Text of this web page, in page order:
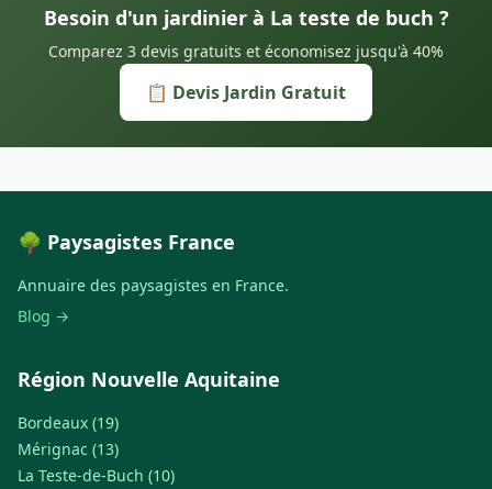
Besoin d'un jardinier à La teste de buch ?
Comparez 3 devis gratuits et économisez jusqu'à 40%
📋 Devis Jardin Gratuit
🌳 Paysagistes France
Annuaire des paysagistes en France.
Blog →
Région Nouvelle Aquitaine
Bordeaux (19)
Mérignac (13)
La Teste-de-Buch (10)